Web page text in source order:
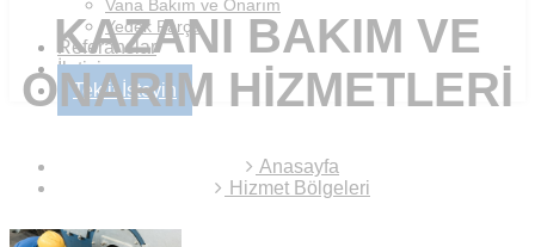
Vana Bakım ve Onarım
Yedek Parça
Referanslar
İletişim
Teklif İsteyin
KAZANI BAKIM VE
ONARIM HIZMETLERI
Anasayfa
Hizmet Bölgeleri